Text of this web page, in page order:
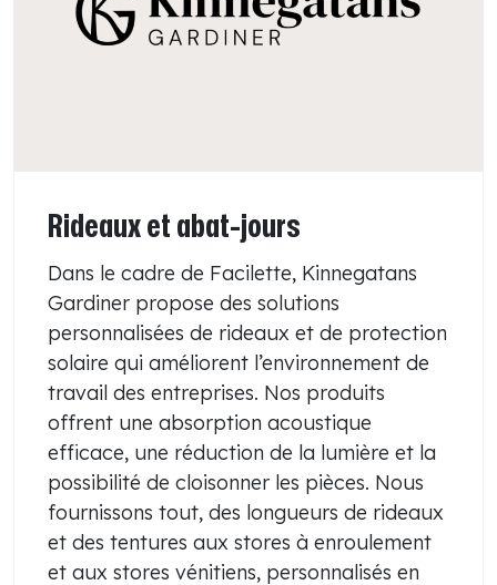
Rideaux et abat-jours
Dans le cadre de Facilette, Kinnegatans
Gardiner propose des solutions
personnalisées de rideaux et de protection
solaire qui améliorent l’environnement de
travail des entreprises. Nos produits
offrent une absorption acoustique
efficace, une réduction de la lumière et la
possibilité de cloisonner les pièces. Nous
fournissons tout, des longueurs de rideaux
et des tentures aux stores à enroulement
et aux stores vénitiens, personnalisés en